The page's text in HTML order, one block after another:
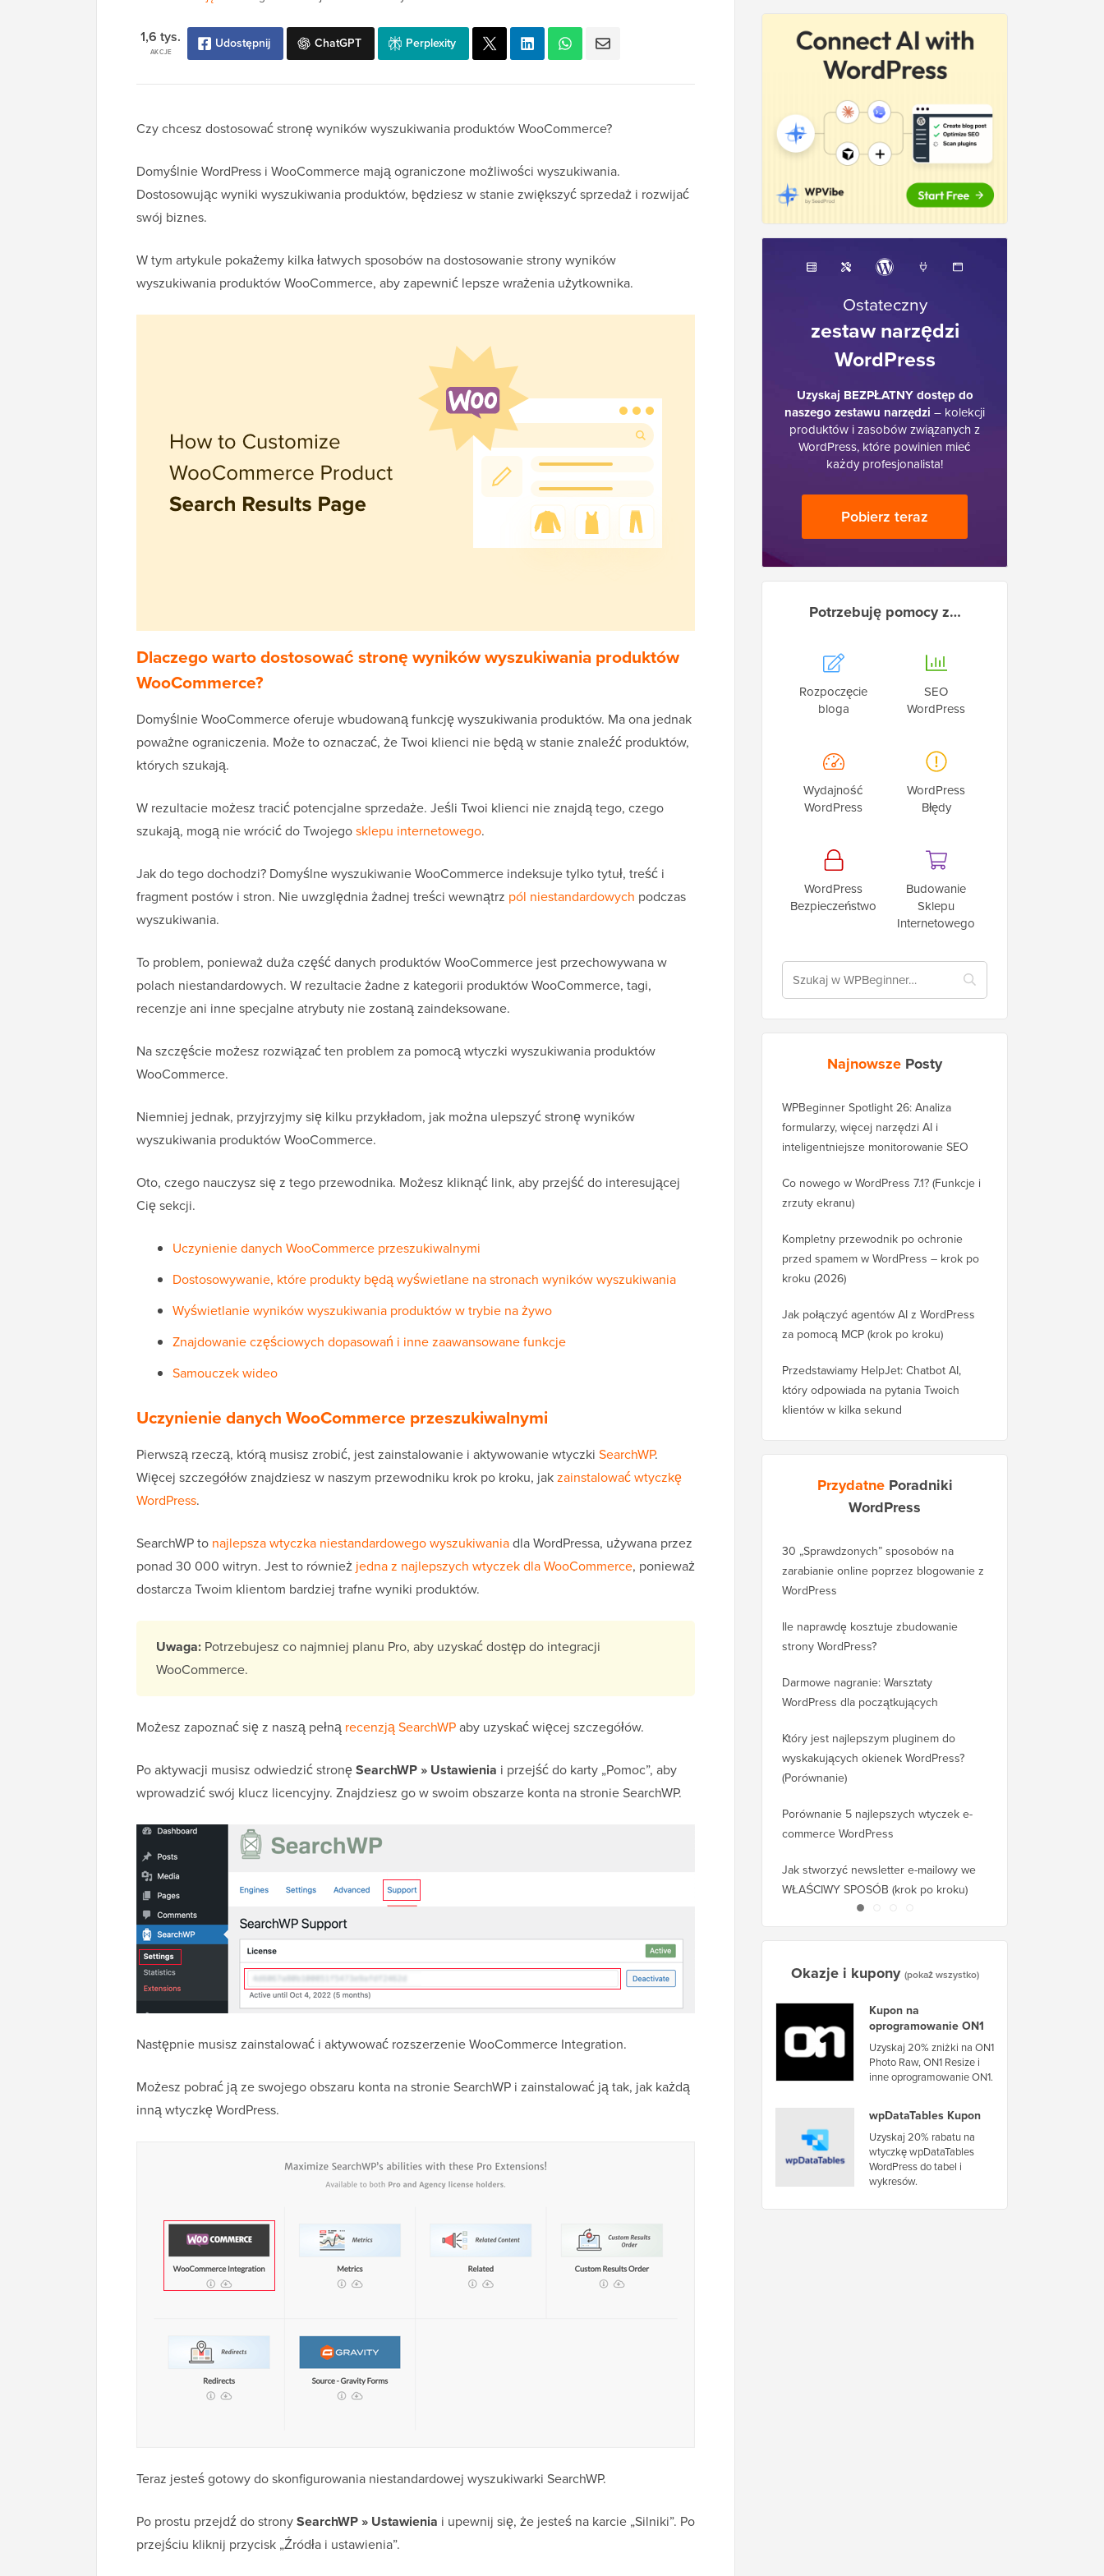
AKCJE
1,6 tys. Udostępnij ChatGPT Perplexity
Czy chcesz dostosować stronę wyników wyszukiwania produktów WooCommerce?
Domyślnie WordPress i WooCommerce mają ograniczone możliwości wyszukiwania.
Dostosowując wyniki wyszukiwania produktów, będziesz w stanie zwiększyć sprzedaż i rozwijać
swój biznes.
W tym artykule pokażemy kilka łatwych sposobów na dostosowanie strony wyników
wyszukiwania produktów WooCommerce, aby zapewnić lepsze wrażenia użytkownika.
Dlaczego warto dostosować stronę wyników wyszukiwania produktów
WooCommerce?
Domyślnie WooCommerce oferuje wbudowaną funkcję wyszukiwania produktów. Ma ona jednak
poważne ograniczenia. Może to oznaczać, że Twoi klienci nie będą w stanie znaleźć produktów,
których szukają.
W rezultacie możesz tracić potencjalne sprzedaże. Jeśli Twoi klienci nie znajdą tego, czego
szukają, mogą nie wrócić do Twojegosklepu internetowego.
Jak do tego dochodzi? Domyślne wyszukiwanie WooCommerce indeksuje tylko tytuł, treść i
fragment postów i stron. Nie uwzględnia żadnej treści wewnątrz pól niestandardowych podczas
wyszukiwania.
To problem, ponieważ duża część danych produktów WooCommerce jest przechowywana w
polach niestandardowych. W rezultacie żadne z kategorii produktów WooCommerce, tagi,
recenzje ani inne specjalne atrybuty nie zostaną zaindeksowane.
Na szczęście możesz rozwiązać ten problem za pomocą wtyczki wyszukiwania produktów
WooCommerce.
Niemniej jednak, przyjrzyjmy się kilku przykładom, jak można ulepszyć stronę wyników
wyszukiwania produktów WooCommerce.
Oto, czego nauczysz się z tego przewodnika. Możesz kliknąć link, aby przejść do interesującej
Cię sekcji.
Uczynienie danych WooCommerce przeszukiwalnymi
Dostosowywanie, które produkty będą wyświetlane na stronach wyników wyszukiwania
Wyświetlanie wyników wyszukiwania produktów w trybie na żywo
Znajdowanie częściowych dopasowań i inne zaawansowane funkcje
Samouczek wideo
Uczynienie danych WooCommerce przeszukiwalnymi
Pierwszą rzeczą, którą musisz zrobić, jest zainstalowanie i aktywowanie wtyczki SearchWP.
Więcej szczegółów znajdziesz w naszym przewodniku krok po kroku, jakzainstalować wtyczkę
WordPress.
SearchWP to najlepsza wtyczka niestandardowego wyszukiwaniadla WordPressa, używana przez
ponad 30 000 witryn. Jest to również jedna z najlepszych wtyczek dla WooCommerce, ponieważ
dostarcza Twoim klientom bardziej trafne wyniki produktów.
Uwaga: Potrzebujesz co najmniej planu Pro, aby uzyskać dostęp do integracji
WooCommerce.
Możesz zapoznać się z naszą pełną recenzją SearchWPaby uzyskać więcej szczegółów.
Po aktywacji musisz odwiedzić stronęSearchWP » Ustawienia i przejść do karty „Pomoc”, aby
wprowadzić swój klucz licencyjny. Znajdziesz go w swoim obszarze konta na stronie SearchWP.
Następnie musisz zainstalować i aktywować rozszerzenie WooCommerce Integration.
Możesz pobrać ją ze swojego obszaru konta na stronie SearchWP i zainstalować ją tak, jak każdą
inną wtyczkę WordPress.
Teraz jesteś gotowy do skonfigurowania niestandardowej wyszukiwarki SearchWP.
Po prostu przejdź do stronySearchWP » Ustawienia i upewnij się, że jesteś na karcie „Silniki”. Po
przejściu kliknij przycisk „Źródła i ustawienia”.
Ostateczny
zestaw narzędzi
WordPress
Uzyskaj BEZPŁATNY dostęp do
naszego zestawu narzędzi – kolekcji
produktów i zasobów związanych z
WordPress, które powinien mieć
każdy profesjonalista!
Pobierz teraz
Potrzebuję pomocy z…
Rozpoczęcie
bloga
SEO
WordPress
Wydajność
WordPress
WordPress
Błędy
WordPress
Bezpieczeństwo
Budowanie
Sklepu
Internetowego
Najnowsze Posty
WPBeginner Spotlight 26: Analiza
formularzy, więcej narzędzi AI i
inteligentniejsze monitorowanie SEO
Co nowego w WordPress 7.1? (Funkcje i
zrzuty ekranu)
Kompletny przewodnik po ochronie
przed spamem w WordPress – krok po
kroku (2026)
Jak połączyć agentów AI z WordPress
za pomocą MCP (krok po kroku)
Przedstawiamy HelpJet: Chatbot AI,
który odpowiada na pytania Twoich
klientów w kilka sekund
Przydatne Poradniki
WordPress
30 „Sprawdzonych” sposobów na
zarabianie online poprzez blogowanie z
WordPress
Ile naprawdę kosztuje zbudowanie
strony WordPress?
Darmowe nagranie: Warsztaty
WordPress dla początkujących
Który jest najlepszym pluginem do
wyskakujących okienek WordPress?
(Porównanie)
Porównanie 5 najlepszych wtyczek e-
commerce WordPress
Jak stworzyć newsletter e-mailowy we
WŁAŚCIWY SPOSÓB (krok po kroku)
Okazje i kupony (pokaż wszystko)
Kupon na
oprogramowanie ON1
Uzyskaj 20% zniżki na ON1
Photo Raw, ON1 Resize i
inne oprogramowanie ON1.
wpDataTables Kupon
Uzyskaj 20% rabatu na
wtyczkę wpDataTables
WordPress do tabel i
wykresów.